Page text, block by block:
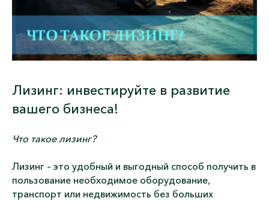
Лизинг: инвестируйте в развитие
вашего бизнеса!
Что такое лизинг?
Лизинг – это удобный и выгодный способ получить в
пользование необходимое оборудование,
транспорт или недвижимость без больших